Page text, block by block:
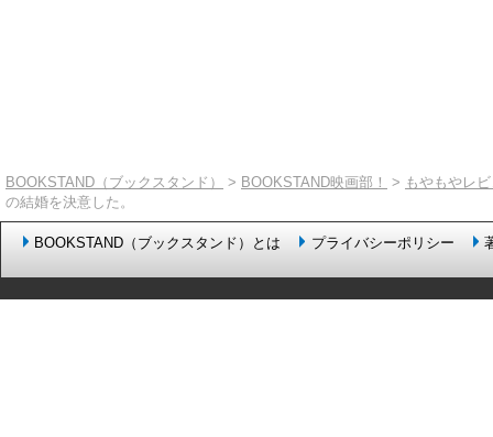
BOOKSTAND（ブックスタンド） > BOOKSTAND映画部！ > もやもやレ
の結婚を決意した。
BOOKSTAND（ブックスタンド）とは プライバシーポリシー